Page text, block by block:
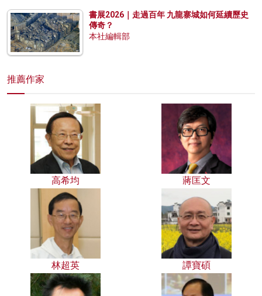
書展2026｜走過百年 九龍寨城如何延續歷史
傳奇？
本社編輯部
推薦作家
高希均 蔣匡文
林超英 譚寶碩